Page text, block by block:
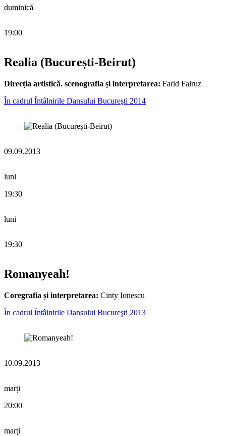
duminică
19:00
Realia (București-Beirut)
Direcția artistică. scenografia și interpretarea: Farid Fairuz
În cadrul Întâlnirile Dansului Bucureşti 2014
09.09.2013
luni
19:30
luni
19:30
Romanyeah!
Coregrafia și interpretarea: Cinty Ionescu
În cadrul Întâlnirile Dansului Bucureşti 2013
10.09.2013
marți
20:00
marți